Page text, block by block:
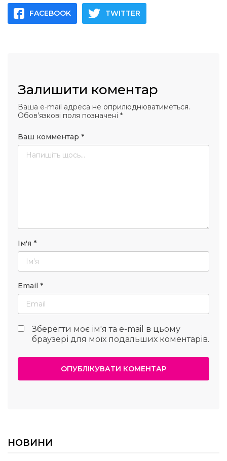
FACEBOOK TWITTER
Залишити коментар
Ваша e-mail адреса не оприлюднюватиметься.
Обов’язкові поля позначені *
Ваш комментар *
Ім'я *
Email *
Зберегти моє ім'я та e-mail в цьому
браузері для моїх подальших коментарів.
НОВИНИ